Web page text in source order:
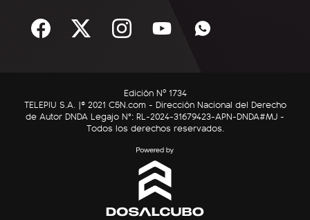
Sociedad
C5N Autos
RatingCero
Términos y condiciones
Edición Nº 1734
TELEPIU S.A. |© 2021 C5N.com - Dirección Nacional del Derecho
de Autor DNDA Legajo N°: RL-2024-31679423-APN-DNDA#MJ -
Todos los derechos reservados.